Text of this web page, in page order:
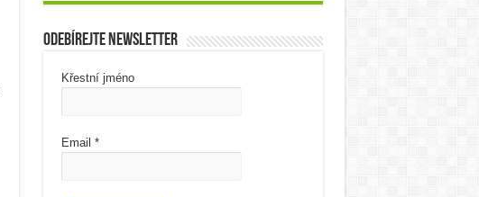
Odebírejte newsletter
Křestní jméno
Email *